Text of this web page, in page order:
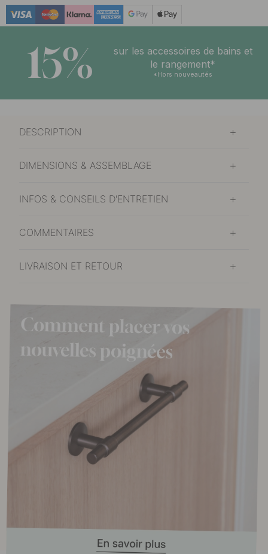
15%
sur les accessoires de bains et
le rangement*
*Hors nouveautés
DESCRIPTION
DIMENSIONS & ASSEMBLAGE
INFOS & CONSEILS D'ENTRETIEN
COMMENTAIRES
LIVRAISON ET RETOUR